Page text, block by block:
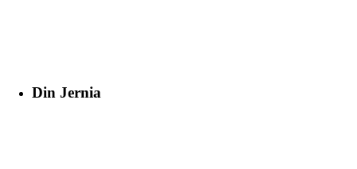
Din Jernia